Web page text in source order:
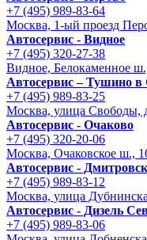
+7 (495) 989-83-64
Москва, 1-ый проезд
Автосервис - Видное
+7 (495) 320-27-38
Видное, Белокаменное
Автосервис – Тушино
+7 (495) 989-83-25
Москва, улица Свободы,
Автосервис - Очаково
+7 (495) 320-20-06
Москва, Очаковское ш.,
Автосервис -
+7 (495) 989-83-12
Москва, улица
Автосервис - Дизель
+7 (495) 989-83-06